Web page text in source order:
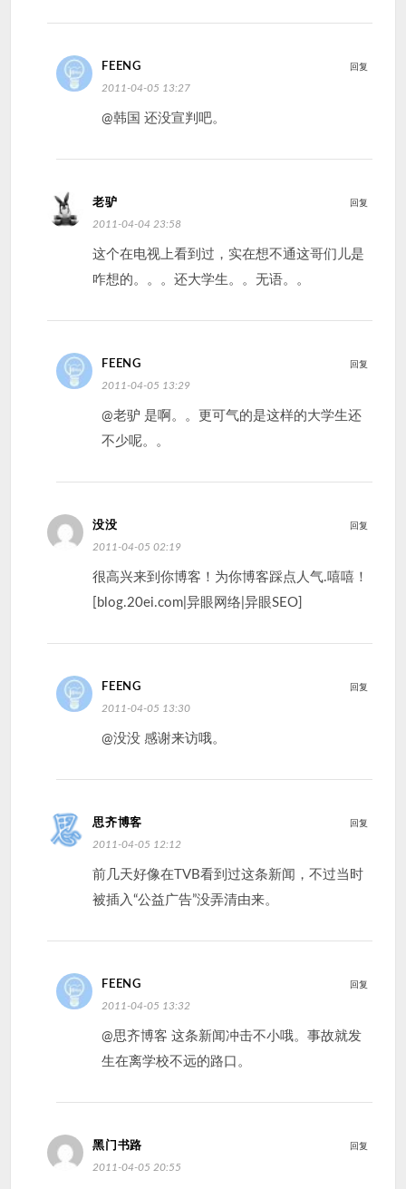
FEENG
2011-04-05 13:27
@韩国 还没宣判吧。
回复
老驴
2011-04-04 23:58
这个在电视上看到过，实在想不通这哥们儿是
咋想的。。。还大学生。。无语。。
回复
FEENG
2011-04-05 13:29
@老驴 是啊。。更可气的是这样的大学生还
不少呢。。
回复
没没
2011-04-05 02:19
很高兴来到你博客！为你博客踩点人气.嘻嘻！
[blog.20ei.com|异眼网络|异眼SEO]
回复
FEENG
2011-04-05 13:30
@没没 感谢来访哦。
回复
思齐博客
2011-04-05 12:12
前几天好像在TVB看到过这条新闻，不过当时
被插入“公益广告”没弄清由来。
回复
FEENG
2011-04-05 13:32
@思齐博客 这条新闻冲击不小哦。事故就发
生在离学校不远的路口。
回复
黑门书路
2011-04-05 20:55
回复